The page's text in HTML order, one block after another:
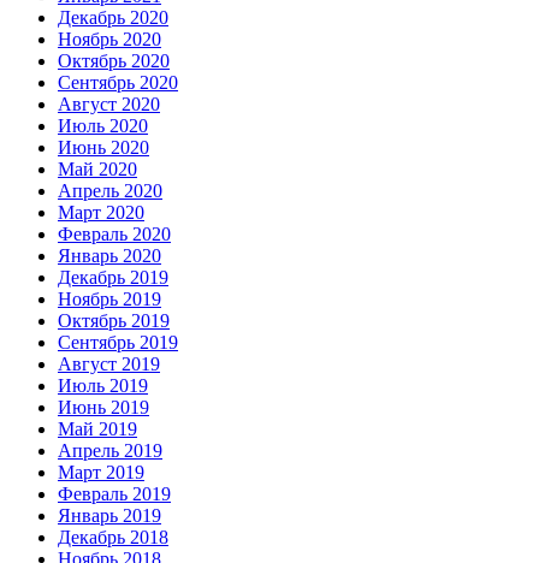
Декабрь 2020
Ноябрь 2020
Октябрь 2020
Сентябрь 2020
Август 2020
Июль 2020
Июнь 2020
Май 2020
Апрель 2020
Март 2020
Февраль 2020
Январь 2020
Декабрь 2019
Ноябрь 2019
Октябрь 2019
Сентябрь 2019
Август 2019
Июль 2019
Июнь 2019
Май 2019
Апрель 2019
Март 2019
Февраль 2019
Январь 2019
Декабрь 2018
Ноябрь 2018